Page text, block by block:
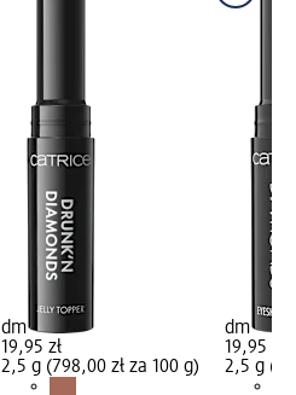
dm
19,95 zł
2,5 g (798,00 zł za 100 g)
dm
19,95 zł
2,5 g